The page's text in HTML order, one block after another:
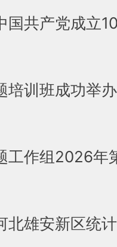
国共产党成立
培训班成功举办
北雄安新区统